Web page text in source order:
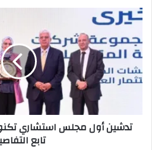
تدشين
أول
مجلس
استشاري
للصناعة
والصحة
تدشين أول مجلس استشاري
تابع